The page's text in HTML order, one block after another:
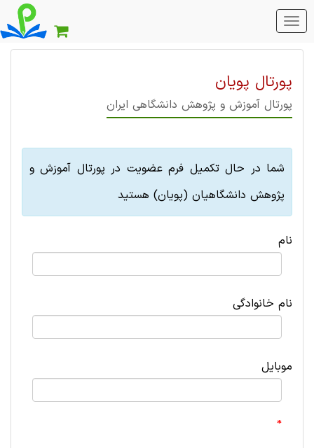
منو
اصلی
پورتال پویان
پورتال آموزش و پژوهش دانشگاهی ایران
شما در حال تکمیل فرم عضویت در پورتال آموزش و
پژوهش دانشگاهیان (پویان) هستید
نام
نام خانوادگی
موبایل
*